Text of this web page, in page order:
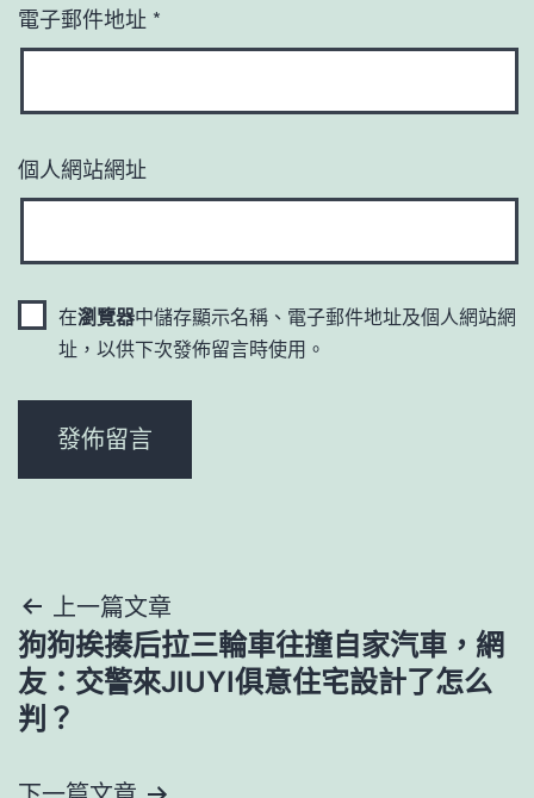
電子郵件地址 *
個人網站網址
在瀏覽器中儲存顯示名稱、電子郵件地址及個人網站網
址，以供下次發佈留言時使用。
文
章
導
覽
上一篇文章
狗狗挨揍后拉三輪車往撞自家汽車，網
友：交警來JIUYI俱意住宅設計了怎么
判？